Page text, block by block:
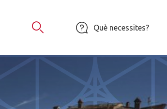
Obrir Cercador
Què necessites?